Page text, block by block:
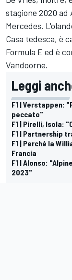
stagione 2020 ad
Mercedes.
Casa tedesca, è
Formula E ed è
Vandoorne.
Leggi
F1 | Verstappen:
peccato"
F1 | Pirelli, Isola:
F1 | Partnership
F1 | Perché la
Francia
F1 | Alonso:
2023"